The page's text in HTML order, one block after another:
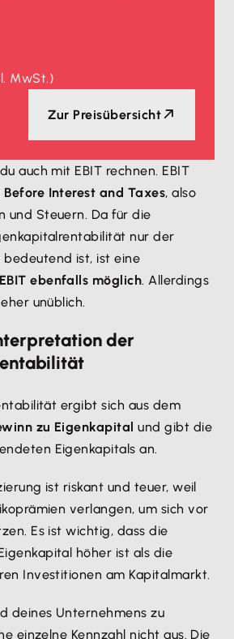
MwSt.)
Zur Preisübersicht
auch mit EBIT rechnen. EBIT
Before Interest and Taxes, also
und Steuern. Da für die
nur der
ist, ist eine
EBIT ebenfalls möglich. Allerdings
unüblich.
der
ergibt sich aus dem
zu Eigenkapital und gibt die
Eigenkapitals an.
ist riskant und teuer, weil
verlangen, um sich vor
Es ist wichtig, dass die
höher ist als die
Investitionen am Kapitalmarkt.
deines Unternehmens zu
einzelne Kennzahl nicht aus. Die